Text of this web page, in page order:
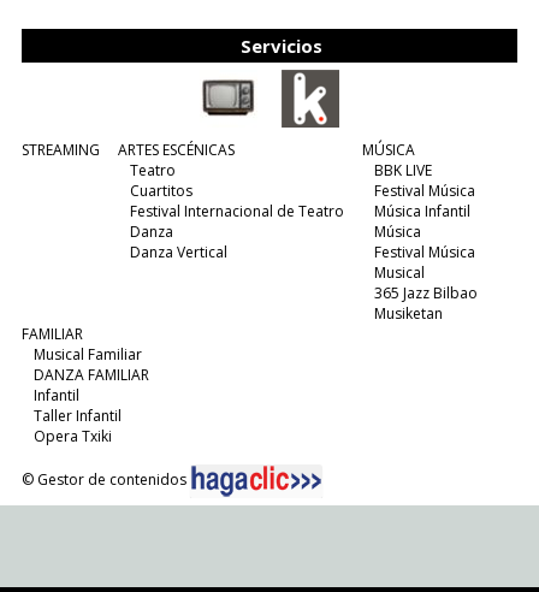
Servicios
STREAMING
ARTES ESCÉNICAS
Teatro
Cuartitos
Festival Internacional de Teatro
Danza
Danza Vertical
MÚSICA
BBK LIVE
Festival Música
Música Infantil
Música
Festival Música
Musical
365 Jazz Bilbao
Musiketan
FAMILIAR
Musical Familiar
DANZA FAMILIAR
Infantil
Taller Infantil
Opera Txiki
© Gestor de contenidos